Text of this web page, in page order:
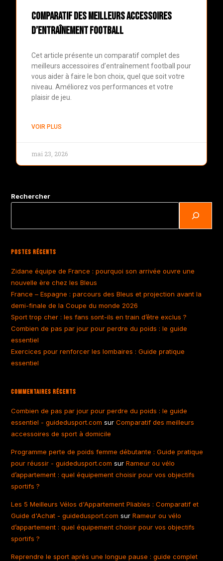
Comparatif des Meilleurs Accessoires
d’Entraînement Football
Cet article présente un comparatif complet des
meilleurs accessoires d’entraînement football pour
vous aider à faire le bon choix, quel que soit votre
niveau. Améliorez vos performances et votre
plaisir de jeu.
VOIR PLUS
mai 23, 2026
Rechercher
Postes Récents
Zidane équipe de France : pourquoi son arrivée ouvre une
nouvelle ère chez les Bleus
France – Espagne : parcours des Bleus et projection avant la
demi-finale de la Coupe du monde 2026
Sport trop cher : les fans sont-ils en train d’être exclus ?
Combien de pas par jour pour perdre du poids : le guide
essentiel
Exercices pour renforcer les lombaires : Guide pratique
essentiel
Commentaires Récents
Combien de pas par jour pour perdre du poids : le guide
essentiel - guidedusport.com surComparatif des meilleurs
accessoires de sport à domicile
Programme perte de poids femme débutante : Guide pratique
pour réussir - guidedusport.com surRameur ou vélo
d’appartement : quel équipement choisir pour vos objectifs
sportifs ?
Les 5 Meilleurs Vélos d'Appartement Pliables : Comparatif et
Guide d'Achat - guidedusport.com surRameur ou vélo
d’appartement : quel équipement choisir pour vos objectifs
sportifs ?
Reprendre le sport après une longue pause : guide complet